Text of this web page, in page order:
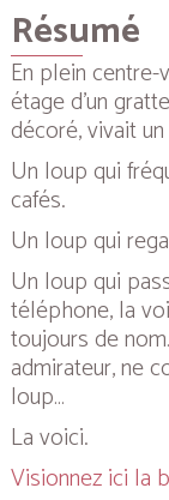
Résumé
En plein
étage d’un
décoré, vivait
Un loup qui
cafés.
Un loup qui
Un loup qui
téléphone, la
toujours de
admirateur, ne
loup…
La voici.
Visionnez ici la